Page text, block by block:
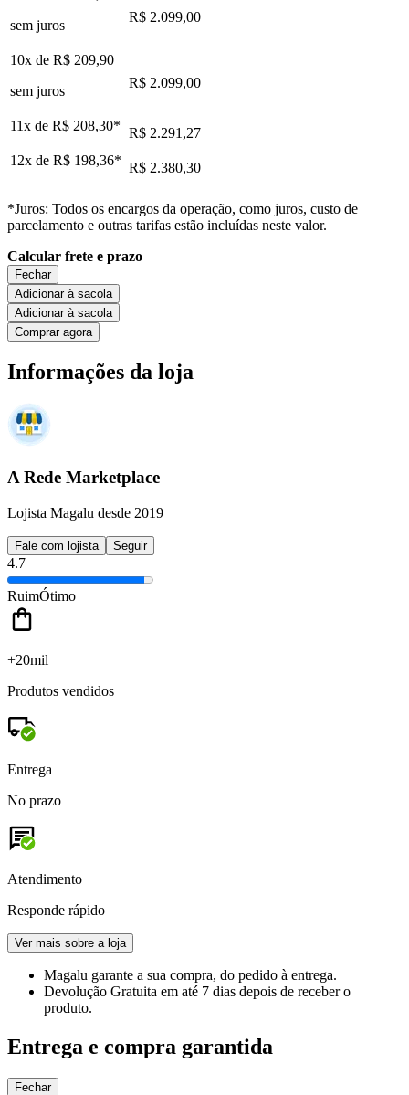
sem juros
R$ 2.099,00
10x de R$ 209,90
sem juros
R$ 2.099,00
11x de R$ 208,30* R$ 2.291,27
12x de R$ 198,36* R$ 2.380,30
*Juros: Todos os encargos da operação, como juros, custo de
parcelamento e outras tarifas estão incluídas neste valor.
Calcular frete e prazo
Fechar
Adicionar à sacola
Adicionar à sacola
Comprar agora
Informações da loja
A Rede Marketplace
Lojista Magalu desde 2019
Fale com lojista Seguir
4.7
RuimÓtimo
+20mil
Produtos vendidos
Entrega
No prazo
Atendimento
Responde rápido
Ver mais sobre a loja
Magalu garante a sua compra, do pedido à entrega.
Devolução Gratuita em até 7 dias depois de receber o
produto.
Entrega e compra garantida
Fechar